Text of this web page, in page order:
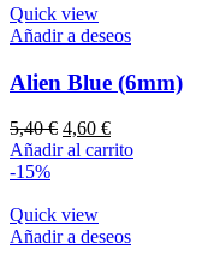
5,40 €.
Quick view
Añadir a deseos
Alien Blue (6mm)
5,40€ El
precio
5,40 €.
4,60 €El
precio
Añadir al carrito
-15%
Quick view
Añadir a deseos